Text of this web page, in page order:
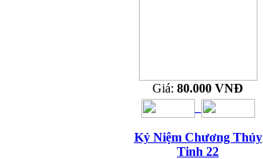
Giá: 80.000 VNĐ
Kỷ Niệm Chương Thủy
Tinh 22